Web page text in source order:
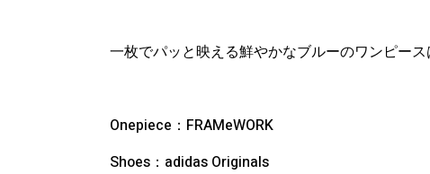
一枚でパッと映える鮮やかなブルーのワンピース
Onepiece：FRAMeWORK
Shoes：adidas Originals